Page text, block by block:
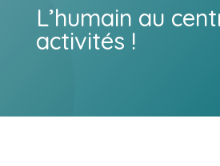
L’humain au
activités !